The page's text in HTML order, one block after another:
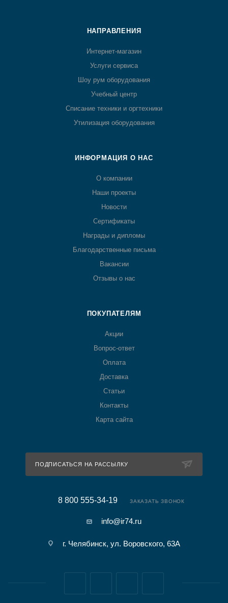
НАПРАВЛЕНИЯ
Интернет-магазин
Услуги сервиса
Шоу рум оборудования
Учебный центр
Списание техники и оргтехники
Утилизация оборудования
ИНФОРМАЦИЯ О НАС
О компании
Наши проекты
Новости
Сертификаты
Награды и дипломы
Благодарственные письма
Вакансии
Отзывы о нас
ПОКУПАТЕЛЯМ
Акции
Вопрос-ответ
Оплата
Доставка
Статьи
Контакты
Карта сайта
ПОДПИСАТЬСЯ НА РАССЫЛКУ
8 800 555-34-19 ЗАКАЗАТЬ ЗВОНОК
info@ir74.ru
г. Челябинск, ул. Воровского, 63А